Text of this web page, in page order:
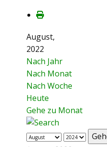
August,
2022
Nach Jahr
Nach Monat
Nach Woche
Heute
Gehe zu Monat